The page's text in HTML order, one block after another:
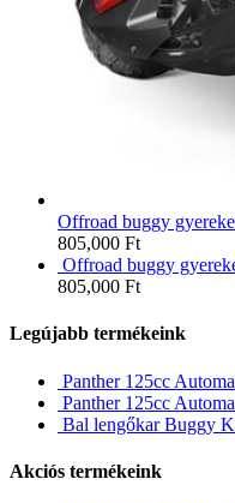
Offroad buggy
805,000 Ft
Offroad buggy
805,000 Ft
Legújabb termékeink
Panther 125cc
Panther 125cc
Bal lengőkar Buggy
Akciós termékeink